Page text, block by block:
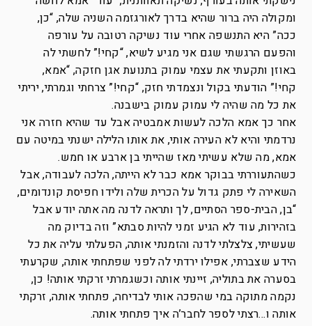
ומקולה היה ברור שהיא בדרך לאורגזמה השניה שלה, “כן,
ככה” היא התנשפה אחרי עוד נשיקה רטובה על עורפה
והפעם הרגשתי שגם אני מגיע לשיא, “קחי!” לחשתי לה
באוזן ותקעתי את עצמי עמוק בתנועת אגן חזקה, “אמא,
קחי!” הודעתי בקול ונצמדתי חזק, “קחי!” צרחתי וגמרתי, יריתי
את כל מה שהיה לי עמוק עמוק בישבנה.
אחר כך אמא הלכה לעשות אמבטיה אבל עד שהיא חזרה אני
נרדמתי והיא לא העירה אותי, את אותו הלילה ישנתי במיטה עם
אמא, מה שלא עשיתי מאז שהייתי בן ארבע או חמש.
כשהתעוררתי בבוקר אמא כבר לא הייתה, הלכה לעבודה, אבל
השאירה לי פתק גדול על הכרית שלה ולידו חפיסת קונדומים,
“בן, הבית-ספר הסתיים, לך ותראה לדנה מה אתה יודע אבל
בזהירות, עוד לא הגיע זמני להיות סבתא” וזה בדיוק מה
שעשיתי, צלצלתי לדנה והזמנתי אותה, הפעלתי עליה את כל
הידע שצברתי, אפילו ירדתי לה לפני שפתחתי אותה, שקרעתי
בסערה את בתוליה, זיינתי אותה וכשגמרתי זרקתי אותה! כן,
נקמה מתוקה במי שהפכה אותי לבדיחה, פתחתי אותה, זרקתי
אותה ו…רצתי לספר לחבר’ה איך פתחתי אותה.